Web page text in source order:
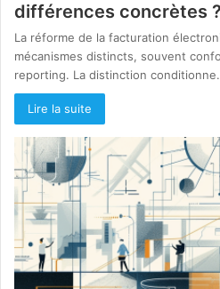
différences concrètes ?
La réforme de la facturation
mécanismes distincts, souvent
reporting. La distinction
Lire la suite